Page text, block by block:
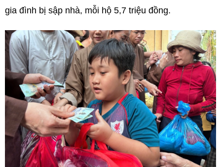
gia đình bị sập nhà, mỗi hộ 5,7 triệu đồng.